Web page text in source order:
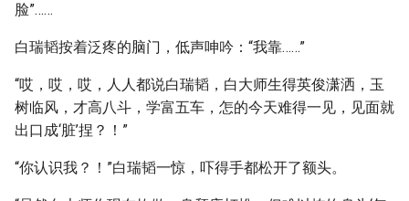
脸”……
白瑞韬按着泛疼的脑门，低声呻吟：“我靠……”
“哎，哎，哎，人人都说白瑞韬，白大师生得英俊潇洒，玉
树临风，才高八斗，学富五车，怎的今天难得一见，见面就
出口成‘脏’捏？！”
“你认识我？！”白瑞韬一惊，吓得手都松开了额头。